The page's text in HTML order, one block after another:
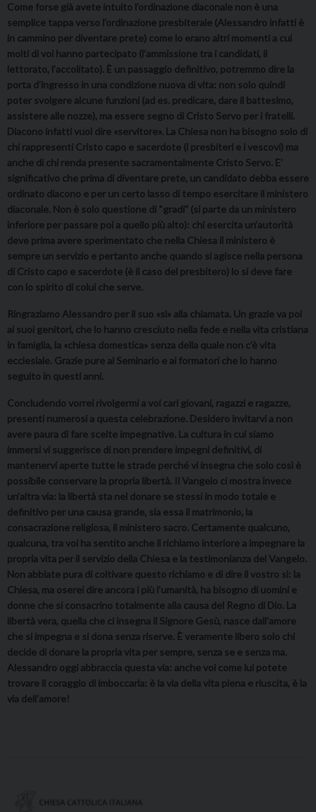
Come forse già avete intuito l’ordinazione diaconale non è una
semplice tappa verso l’ordinazione presbiterale (Alessandro infatti è
in cammino per diventare prete) come lo erano altri momenti a cui
molti di voi hanno partecipato (l’ammissione tra i candidati, il
lettorato, l’accolitato). È un passaggio definitivo, potremmo dire la
porta d’ingresso in una condizione nuova di vita: non solo quindi
poter svolgere alcune funzioni (ad es. predicare, dare il battesimo,
assistere alle nozze), ma essere segno di Cristo Servo per i fratelli.
Diacono infatti vuol dire «servitore». La Chiesa non ha bisogno solo di
chi rappresenti Cristo capo e sacerdote (i presbiteri e i vescovi) ma
anche di chi renda presente sacramentalmente Cristo Servo. E’
significativo che prima di diventare prete, un candidato debba essere
ordinato diacono e per un certo lasso di tempo esercitare il ministero
diaconale. Non è solo questione di “gradi” (si parte da un ministero
inferiore per passare poi a quello più alto): chi esercita un’autorità
deve prima avere sperimentato che nella Chiesa il ministero è
sempre un servizio e pertanto anche quando si agisce nella persona
di Cristo capo e sacerdote (è il caso del presbitero) lo si deve fare
con lo spirito di colui che serve.
Ringraziamo Alessandro per il suo «sì» alla chiamata. Un grazie va poi
ai suoi genitori, che lo hanno cresciuto nella fede e nella vita cristiana
in famiglia, la «chiesa domestica» senza della quale non c’è vita
ecclesiale. Grazie pure al Seminario e ai formatori che lo hanno
seguito in questi anni.
Concludendo vorrei rivolgermi a voi cari giovani, ragazzi e ragazze,
presenti numerosi a questa celebrazione. Desidero invitarvi a non
avere paura di fare scelte impegnative. La cultura in cui siamo
immersi vi suggerisce di non prendere impegni definitivi, di
mantenervi aperte tutte le strade perché vi insegna che solo così è
possibile conservare la propria libertà. Il Vangelo ci mostra invece
un’altra via: la libertà sta nel donare se stessi in modo totale e
definitivo per una causa grande, sia essa il matrimonio, la
consacrazione religiosa, il ministero sacro. Certamente qualcuno,
qualcuna, tra voi ha sentito anche il richiamo interiore a impegnare la
propria vita per il servizio della Chiesa e la testimonianza del Vangelo.
Non abbiate pura di coltivare questo richiamo e di dire il vostro sì: la
Chiesa, ma oserei dire ancora i più l’umanità, ha bisogno di uomini e
donne che si consacrino totalmente alla causa del Regno di Dio. La
libertà vera, quella che ci insegna il Signore Gesù, nasce dall’amore
che si impegna e si dona senza riserve. È veramente libero solo chi
decide di donare la propria vita per sempre, senza se e senza ma.
Alessandro oggi abbraccia questa via: anche voi come lui potete
trovare il coraggio di imboccarla: è la via della vita piena e riuscita, è la
via dell’amore!